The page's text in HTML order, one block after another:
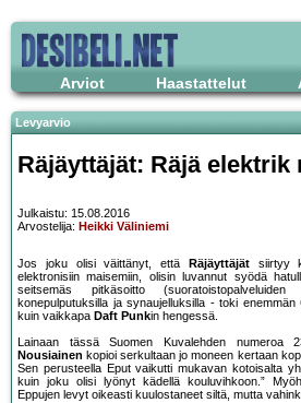
Arviot Haastattelut
Levyarvio
Räjäyttäjät: Räjä elektrik
Julkaistu: 15.08.2016
Arvostelija: Heikki Väliniemi
Jos joku olisi väittänyt, että Räjäyttäjätsiirtyy
elektronisiin maisemiin, olisin luvannut syödä
seitsemäs pitkäsoitto
konepulputuksilla ja synaujelluksilla - toki
kuin vaikkapa Daft Punkin hengessä.
Lainaan tässä Suomen Kuvalehden numeroa
Nousiainen kopioi serkultaan jo moneen kertaan
Sen perusteella Eput vaikutti mukavan kotoisalta
kuin joku olisi lyönyt kädellä kouluvihkoon.”
Eppujen levyt oikeasti kuulostaneet siltä, mutta